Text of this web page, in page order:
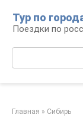
контенту
Тур по
Поездки по
Главная » Сибирь